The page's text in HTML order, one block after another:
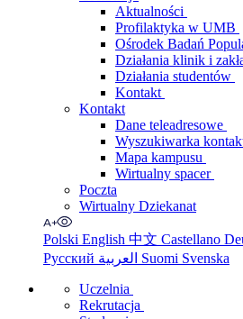
Aktualności
Profilaktyka w UMB
Ośrodek Badań
Działania klinik i
Działania studentów
Kontakt
Kontakt
Dane teleadresowe
Wyszukiwarka
Mapa kampusu
Wirtualny spacer
Poczta
Wirtualny Dziekanat
Polski English 中文 Castellano
Русский
Suomi Svenska
Uczelnia
Rekrutacja